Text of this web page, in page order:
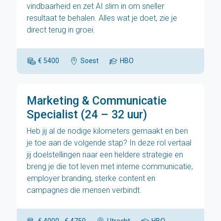
vindbaarheid en zet AI slim in om sneller
resultaat te behalen. Alles wat je doet, zie je
direct terug in groei.
€ 5400 Soest HBO
Marketing & Communicatie
Specialist (24 – 32 uur)
Heb jij al de nodige kilometers gemaakt en ben
je toe aan de volgende stap? In deze rol vertaal
jij doelstellingen naar een heldere strategie en
breng je die tot leven met interne communicatie,
employer branding, sterke content en
campagnes die mensen verbindt.